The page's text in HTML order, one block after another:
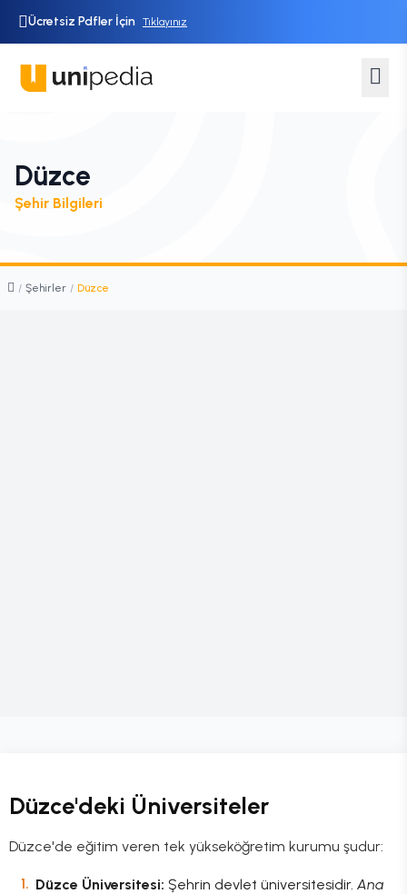
Ücretsiz Pdfler İçin Tıklayınız
Düzce
Şehir Bilgileri
/ Şehirler / Düzce
Düzce'deki Üniversiteler
Düzce'de eğitim veren tek yükseköğretim kurumu şudur:
Düzce Üniversitesi: Şehrin devlet üniversitesidir. Ana